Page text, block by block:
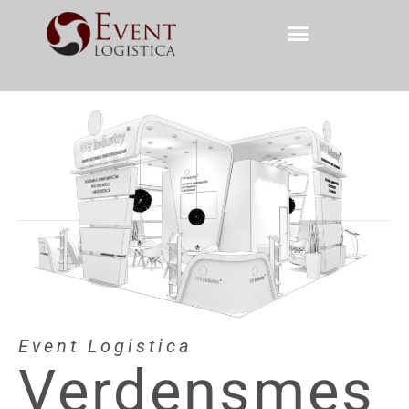
Event Logistica
Verdensmes